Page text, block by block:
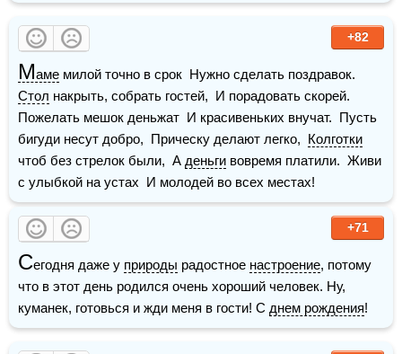
+82
Маме
Стол накрыть, собрать гостей,  И порадовать скорей.
Пожелать мешок деньжат  И красивеньких внучат.  Пусть
бигуди несут добро,  Прическу делают легко, Колготки
чтоб без стрелок были,  А деньги вовремя платили.  Живи
с улыбкой на устах  И молодей во всех местах!
+71
Сегодня даже у природы радостное настроение, потому
что в этот день родился очень хороший человек. Ну,
куманек, готовься и жди меня в гости! С днем рождения!